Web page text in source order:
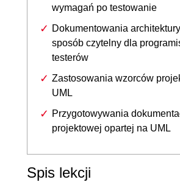
wymagań po testowanie
Dokumentowania
sposób czytelny dla
testerów
Zastosowania wzorców
UML
Przygotowywania
projektowej opartej na UML
Spis lekcji